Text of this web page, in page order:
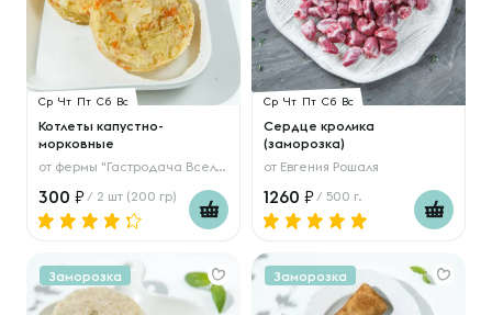
Ср Чт Пт Сб Вс
Котлеты капустно-
морковные
от фермы "Гастродача Вселуг"
300 / 2 шт (200 гр)
Ср Чт Пт Сб Вс
Сердце кролика
(заморозка)
от Евгения Рошаля
1260 / 500 г.
Заморозка Заморозка